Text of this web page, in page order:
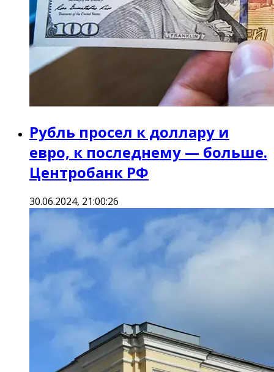
Рубль просел к доллару и
евро, к последнему — больше.
Центробанк РФ
30.06.2024, 21:00:26